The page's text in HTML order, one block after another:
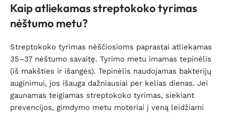
Kaip atliekamas streptokoko tyrimas
nėštumo metu?
Streptokoko tyrimas nėščiosioms paprastai atliekamas
35–37 nėštumo savaitę. Tyrimo metu imamas tepinėlis
(iš makšties ir išangės). Tepinėlis naudojamas bakterijų
auginimui, jos išauga dažniausiai per kelias dienas. Jei
gaunamas teigiamas streptokoko tyrimas, siekiant
prevencijos, gimdymo metu moteriai į veną leidžiami